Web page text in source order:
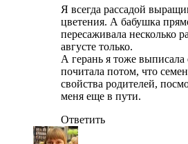
Я всегда рассадой
цветения. А бабушка
пересаживала несколько
августе только.
А герань я тоже выписала
почитала потом, что
свойства родителей,
меня еще в пути.
Ответить